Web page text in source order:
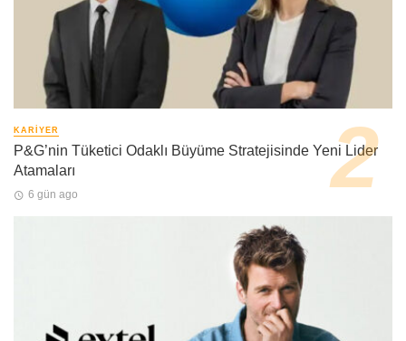
KARIYER
P&G’nin Tüketici Odaklı Büyüme Stratejisinde Yeni Lider
Atamaları
6 gün ago